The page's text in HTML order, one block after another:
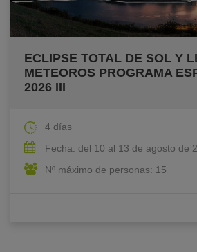
ECLIPSE TOTAL DE SOL Y
METEOROS PROGRAMA
2026 III
4 días
Fecha: del 10 al 13 de agosto de
Nº máximo de personas: 15